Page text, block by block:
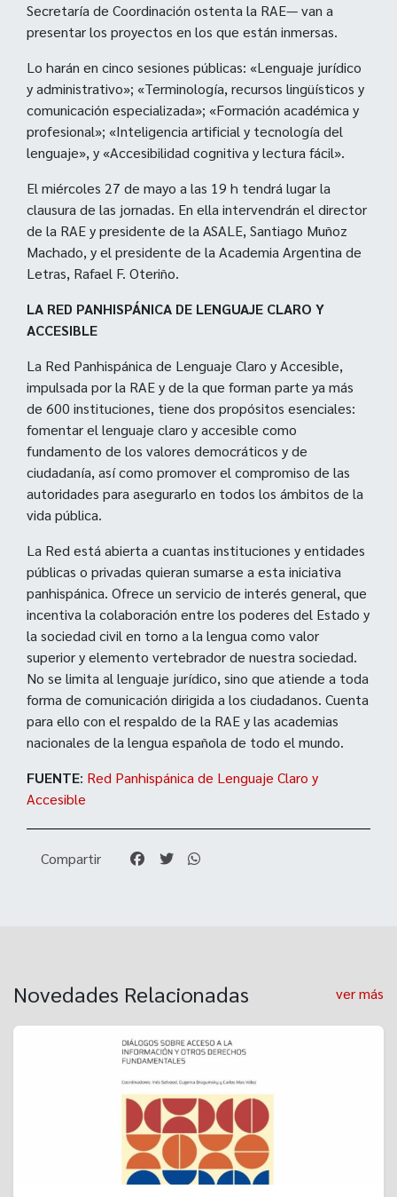
Secretaría de Coordinación ostenta la RAE— van a
presentar los proyectos en los que están inmersas.
Lo harán en cinco sesiones públicas: «Lenguaje jurídico
y administrativo»; «Terminología, recursos lingüísticos y
comunicación especializada»; «Formación académica y
profesional»; «Inteligencia artificial y tecnología del
lenguaje», y «Accesibilidad cognitiva y lectura fácil».
El miércoles 27 de mayo a las 19 h tendrá lugar la
clausura de las jornadas. En ella intervendrán el director
de la RAE y presidente de la ASALE, Santiago Muñoz
Machado, y el presidente de la Academia Argentina de
Letras, Rafael F. Oteriño.
LA RED PANHISPÁNICA DE LENGUAJE CLARO Y
ACCESIBLE
La Red Panhispánica de Lenguaje Claro y Accesible,
impulsada por la RAE y de la que forman parte ya más
de 600 instituciones, tiene dos propósitos esenciales:
fomentar el lenguaje claro y accesible como
fundamento de los valores democráticos y de
ciudadanía, así como promover el compromiso de las
autoridades para asegurarlo en todos los ámbitos de la
vida pública.
La Red está abierta a cuantas instituciones y entidades
públicas o privadas quieran sumarse a esta iniciativa
panhispánica. Ofrece un servicio de interés general, que
incentiva la colaboración entre los poderes del Estado y
la sociedad civil en torno a la lengua como valor
superior y elemento vertebrador de nuestra sociedad.
No se limita al lenguaje jurídico, sino que atiende a toda
forma de comunicación dirigida a los ciudadanos. Cuenta
para ello con el respaldo de la RAE y las academias
nacionales de la lengua española de todo el mundo.
FUENTE: Red Panhispánica de Lenguaje Claro y
Accesible
Compartir
Novedades Relacionadas ver más